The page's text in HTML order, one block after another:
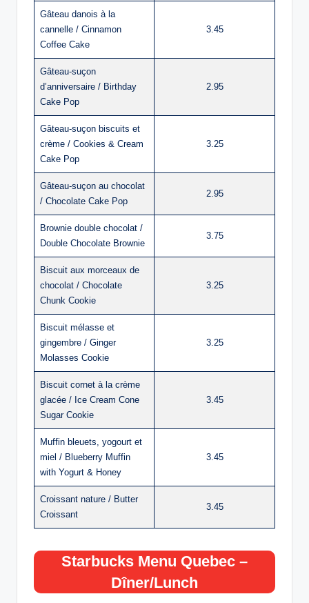
Gâteau danois à la
cannelle / Cinnamon
Coffee Cake
3.45
Gâteau-suçon
d’anniversaire / Birthday
Cake Pop
2.95
Gâteau-suçon biscuits et
crème / Cookies & Cream
Cake Pop
3.25
Gâteau-suçon au chocolat
/ Chocolate Cake Pop
2.95
Brownie double chocolat /
Double Chocolate Brownie
3.75
Biscuit aux morceaux de
chocolat / Chocolate
Chunk Cookie
3.25
Biscuit mélasse et
gingembre / Ginger
Molasses Cookie
3.25
Biscuit cornet à la crème
glacée / Ice Cream Cone
Sugar Cookie
3.45
Muffin bleuets, yogourt et
miel / Blueberry Muffin
with Yogurt & Honey
3.45
Croissant nature / Butter
Croissant
3.45
Starbucks Menu Quebec –
Dîner/Lunch